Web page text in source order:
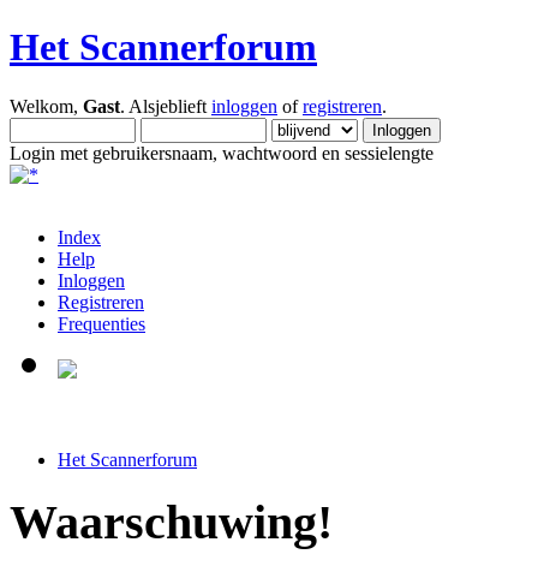
Het Scannerforum
Welkom, Gast. Alsjeblieft inloggen ofregistreren.
Login met gebruikersnaam, wachtwoord en sessielengte
Index
Help
Inloggen
Registreren
Frequenties
Het Scannerforum
Waarschuwing!